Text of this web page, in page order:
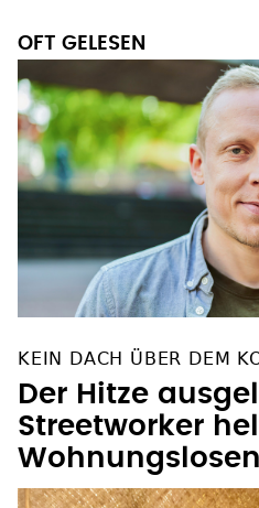
OFT GELESEN
KEIN DACH ÜBER DEM
Der Hitze
Streetworker
Wohnungslosen